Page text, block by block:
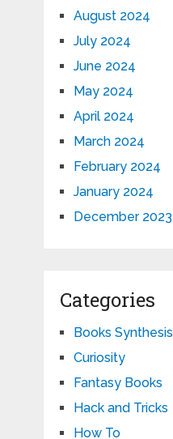
August 2024
July 2024
June 2024
May 2024
April 2024
March 2024
February 2024
January 2024
December 2023
Categories
Books Synthesis
Curiosity
Fantasy Books
Hack and Tricks
How To